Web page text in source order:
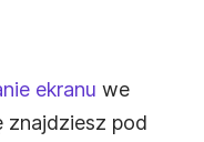
ekranu we
znajdziesz pod